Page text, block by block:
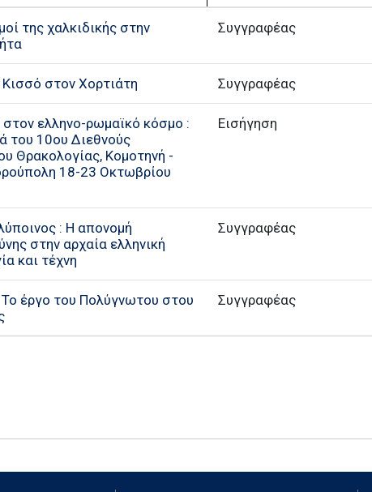
της χαλκιδικής στην
Συγγραφέας
στον Χορτιάτη Συγγραφέας
ελληνο-ρωμαϊκό κόσμο :
του 10ου Διεθνούς
Θρακολογίας, Κομοτηνή -
18-23 Οκτωβρίου
Εισήγηση
: Η απονομή
στην αρχαία ελληνική
και τέχνη
Συγγραφέας
Το έργο του Πολύγνωτου στου
Συγγραφέας